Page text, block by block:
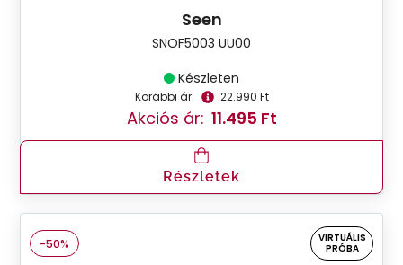
Seen
SNOF5003 UU00
Készleten
Korábbi ár: 22.990 Ft
Akciós ár: 11.495 Ft
Részletek
-50%
VIRTUÁLIS
PRÓBA